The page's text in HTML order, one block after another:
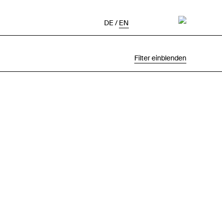
DE/EN
Filter einblenden